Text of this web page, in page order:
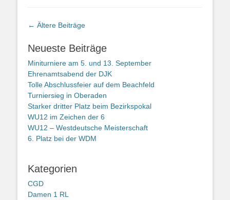
Beitragsnavigation
← Ältere Beiträge
Neueste Beiträge
Miniturniere am 5. und 13. September
Ehrenamtsabend der DJK
Tolle Abschlussfeier auf dem Beachfeld
Turniersieg in Oberaden
Starker dritter Platz beim Bezirkspokal
WU12 im Zeichen der 6
WU12 – Westdeutsche Meisterschaft
6. Platz bei der WDM
Kategorien
CGD
Damen 1 RL